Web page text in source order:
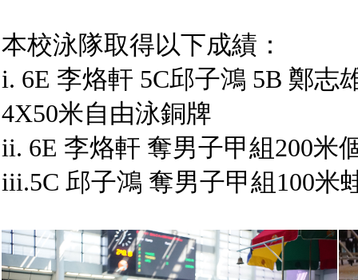
本校泳隊取得以下成績：
i. 6E 李烙軒 5C邱子鴻 5B 鄭志
4X50米自由泳銅牌
ii. 6E 李烙軒 奪男子甲組200米
iii.5C 邱子鴻 奪男子甲組100米